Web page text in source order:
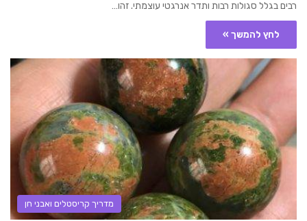
רבים בגלל סגולות רבות ותדר אנרגטי עוצמתי. זהו…
לחץ להמשך »
מדריך קריסטלים ואבני חן